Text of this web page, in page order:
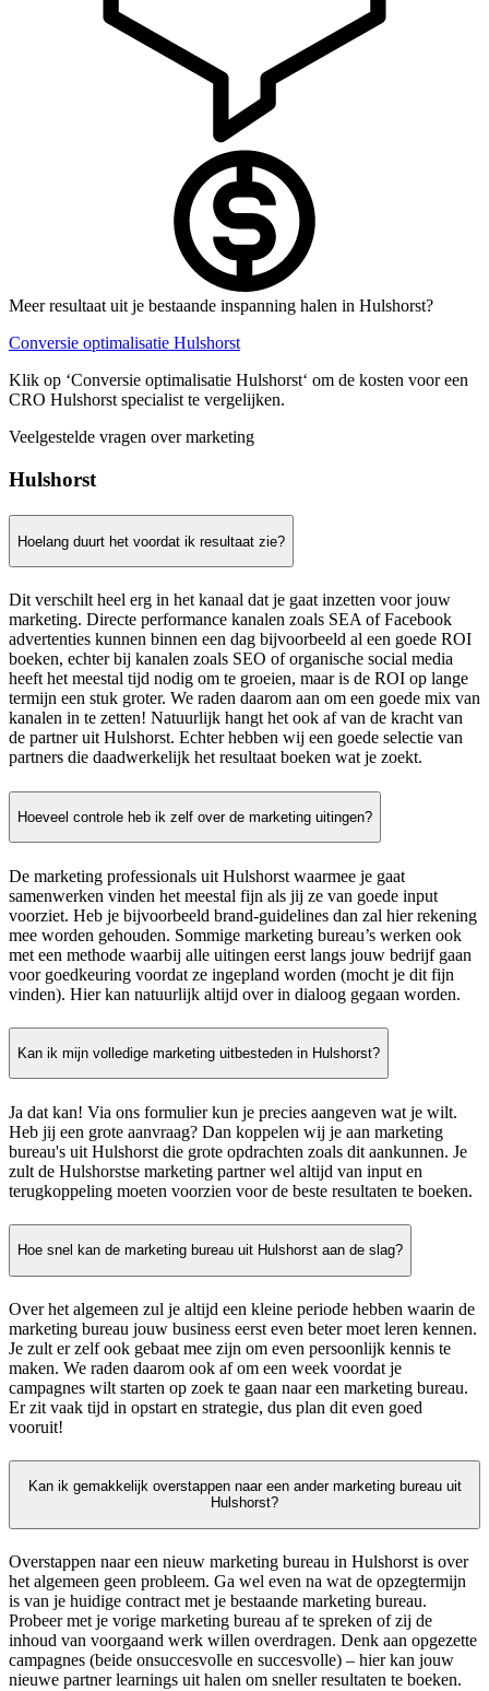
Meer resultaat uit je bestaande inspanning halen in Hulshorst?
Conversie optimalisatie Hulshorst
Klik op ‘Conversie optimalisatie Hulshorst‘ om de kosten voor een
CRO Hulshorst specialist te vergelijken.
Veelgestelde vragen over marketing
Hulshorst
Hoelang duurt het voordat ik resultaat zie?
Dit verschilt heel erg in het kanaal dat je gaat inzetten voor jouw
marketing. Directe performance kanalen zoals SEA of Facebook
advertenties kunnen binnen een dag bijvoorbeeld al een goede ROI
boeken, echter bij kanalen zoals SEO of organische social media
heeft het meestal tijd nodig om te groeien, maar is de ROI op lange
termijn een stuk groter. We raden daarom aan om een goede mix van
kanalen in te zetten! Natuurlijk hangt het ook af van de kracht van
de partner uit Hulshorst. Echter hebben wij een goede selectie van
partners die daadwerkelijk het resultaat boeken wat je zoekt.
Hoeveel controle heb ik zelf over de marketing uitingen?
De marketing professionals uit Hulshorst waarmee je gaat
samenwerken vinden het meestal fijn als jij ze van goede input
voorziet. Heb je bijvoorbeeld brand-guidelines dan zal hier rekening
mee worden gehouden. Sommige marketing bureau’s werken ook
met een methode waarbij alle uitingen eerst langs jouw bedrijf gaan
voor goedkeuring voordat ze ingepland worden (mocht je dit fijn
vinden). Hier kan natuurlijk altijd over in dialoog gegaan worden.
Kan ik mijn volledige marketing uitbesteden in Hulshorst?
Ja dat kan! Via ons formulier kun je precies aangeven wat je wilt.
Heb jij een grote aanvraag? Dan koppelen wij je aan marketing
bureau's uit Hulshorst die grote opdrachten zoals dit aankunnen. Je
zult de Hulshorstse marketing partner wel altijd van input en
terugkoppeling moeten voorzien voor de beste resultaten te boeken.
Hoe snel kan de marketing bureau uit Hulshorst aan de slag?
Over het algemeen zul je altijd een kleine periode hebben waarin de
marketing bureau jouw business eerst even beter moet leren kennen.
Je zult er zelf ook gebaat mee zijn om even persoonlijk kennis te
maken. We raden daarom ook af om een week voordat je
campagnes wilt starten op zoek te gaan naar een marketing bureau.
Er zit vaak tijd in opstart en strategie, dus plan dit even goed
vooruit!
Kan ik gemakkelijk overstappen naar een ander marketing bureau uit
Hulshorst?
Overstappen naar een nieuw marketing bureau in Hulshorst is over
het algemeen geen probleem. Ga wel even na wat de opzegtermijn
is van je huidige contract met je bestaande marketing bureau.
Probeer met je vorige marketing bureau af te spreken of zij de
inhoud van voorgaand werk willen overdragen. Denk aan opgezette
campagnes (beide onsuccesvolle en succesvolle) – hier kan jouw
nieuwe partner learnings uit halen om sneller resultaten te boeken.